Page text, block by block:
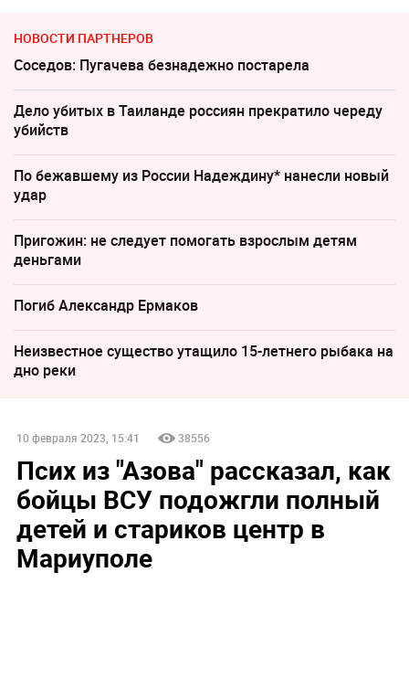
НОВОСТИ ПАРТНЕРОВ
Соседов: Пугачева безнадежно постарела
Дело убитых в Таиланде россиян прекратило череду
убийств
По бежавшему из России Надеждину* нанесли новый
удар
Пригожин: не следует помогать взрослым детям
деньгами
Погиб Александр Ермаков
Неизвестное существо утащило 15-летнего рыбака на
дно реки
10 февраля 2023, 15:41 38556
Псих из "Азова" рассказал, как
бойцы ВСУ подожгли полный
детей и стариков центр в
Мариуполе